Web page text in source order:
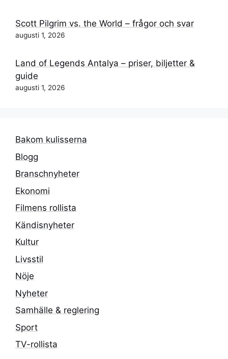
Scott Pilgrim vs. the World – frågor och svar
augusti 1, 2026
Land of Legends Antalya – priser, biljetter &
guide
augusti 1, 2026
Bakom kulisserna
Blogg
Branschnyheter
Ekonomi
Filmens rollista
Kändisnyheter
Kultur
Livsstil
Nöje
Nyheter
Samhälle & reglering
Sport
TV-rollista